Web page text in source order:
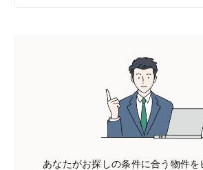
あなたがお探しの条件に合う物件